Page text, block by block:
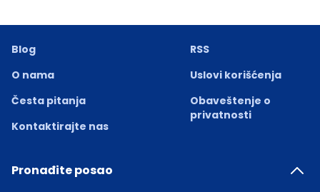
Blog
O nama
Česta pitanja
Kontaktirajte nas
RSS
Uslovi korišćenja
Obaveštenje o
privatnosti
Pronađite posao